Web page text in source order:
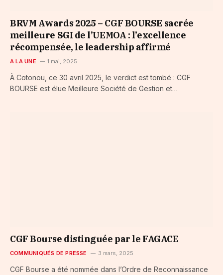
BRVM Awards 2025 – CGF BOURSE sacrée
meilleure SGI de l’UEMOA : l’excellence
récompensée, le leadership affirmé
A LA UNE 1 mai, 2025
À Cotonou, ce 30 avril 2025, le verdict est tombé : CGF
BOURSE est élue Meilleure Société de Gestion et…
CGF Bourse distinguée par le FAGACE
COMMUNIQUÉS DE PRESSE 3 mars, 2025
CGF Bourse a été nommée dans l’Ordre de Reconnaissance